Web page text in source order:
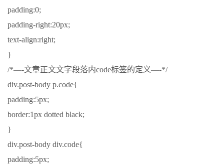
padding:0;
padding-right:20px;
text-align:right;
}
/*—-文章正文文字段落内code标签的定义—-*/
div.post-body p.code{
padding:5px;
border:1px dotted black;
}
div.post-body div.code{
padding:5px;